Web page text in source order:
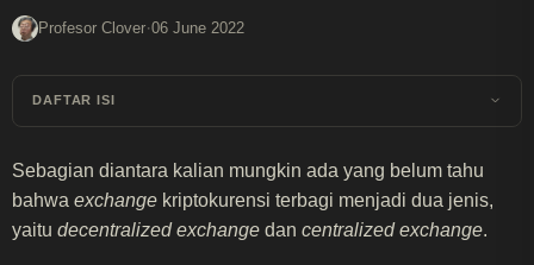
Profesor Clover·06 June 2022
DAFTAR ISI
Sebagian diantara kalian mungkin ada yang belum tahu
bahwa exchange kriptokurensi terbagi menjadi dua jenis,
yaitu decentralized exchange dan centralized exchange.